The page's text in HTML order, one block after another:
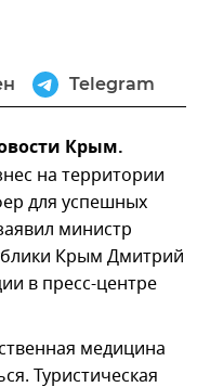
Telegram
Крым.
на территории
для успешных
министр
Крым Дмитрий
в пресс-центре
медицина
Туристическая